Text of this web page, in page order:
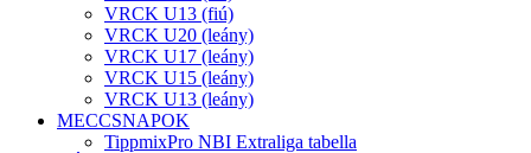
VRCK U13 (fiú)
VRCK U20 (leány)
VRCK U17 (leány)
VRCK U15 (leány)
VRCK U13 (leány)
MECCSNAPOK
TippmixPro NBI Extraliga tabella